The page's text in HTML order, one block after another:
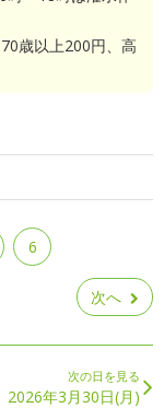
歳以上200円、高
6
次へ
次の日を見る
2026年3月30日(月)